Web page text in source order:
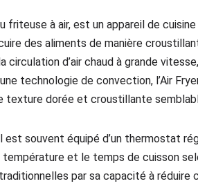
friteuse à air, est un appareil de
des aliments de manière
circulation d’air chaud à grande
technologie de convection, l’Air
texture dorée et croustillante
est souvent équipé d’un thermostat
et le temps de cuisson
par sa capacité à